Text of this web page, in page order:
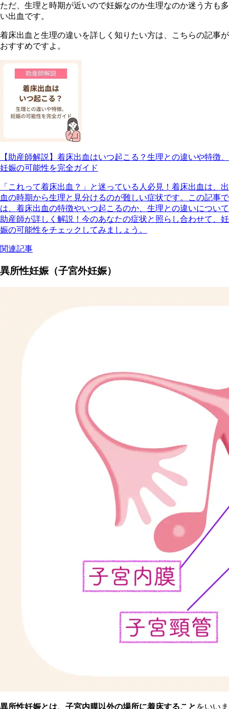
ただ、生理と時期が近いので妊娠なのか生理なのか迷う方も多
い出血です。
着床出血と生理の違いを詳しく知りたい方は、こちらの記事が
おすすめですよ。
【助産師解説】着床出血はいつ起こる？生理との違いや特徴、
妊娠の可能性を完全ガイド
「これって着床出血？」と迷っている人必見！着床出血は、出
血の時期から生理と見分けるのが難しい症状です。この記事で
は、着床出血の特徴やいつ起こるのか、生理との違いについて
助産師が詳しく解説！今のあなたの症状と照らし合わせて、妊
娠の可能性をチェックしてみましょう。
関連記事
異所性妊娠（子宮外妊娠）
異所性妊娠とは、子宮内膜以外の場所に着床すること をいいま